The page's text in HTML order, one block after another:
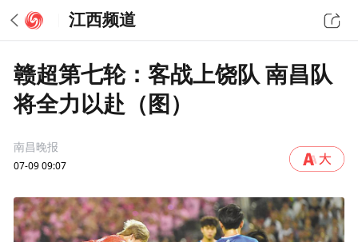
江西频道
赣超第七轮：客战上饶队 南昌队
将全力以赴（图）
南昌晚报
07-09 09:07